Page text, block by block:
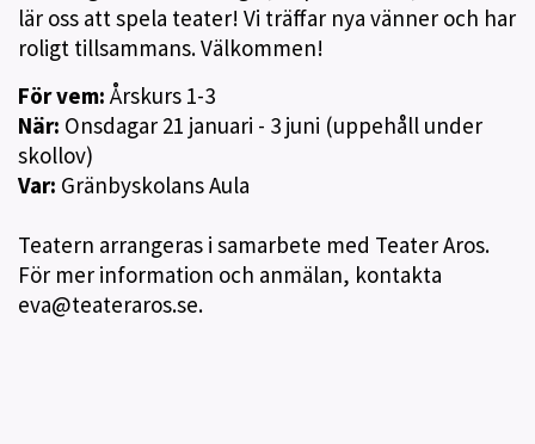
lär oss att spela teater! Vi träffar nya vänner och har
roligt tillsammans. Välkommen!
För vem: Årskurs 1-3
När: Onsdagar 21 januari - 3 juni (uppehåll under
skollov)
Var: Gränbyskolans Aula
Teatern arrangeras i samarbete med Teater Aros.
För mer information och anmälan, kontakta
eva@teateraros.se.